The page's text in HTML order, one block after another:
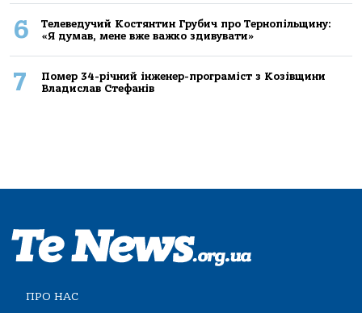
6
Телеведучий Костянтин Грубич про Тернопільщину:
«Я думав, мене вже важко здивувати»
7
Помер 34-річний інженер-програміст з Козівщини
Владислав Стефанів
ПРО НАС